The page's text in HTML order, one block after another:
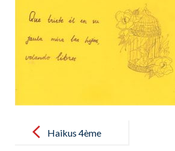
navigationHaikus 4ème